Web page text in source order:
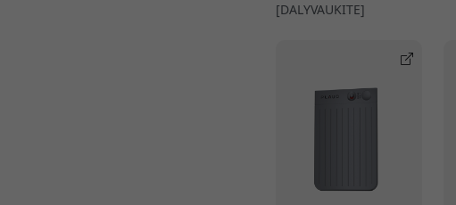
[DALYVAUKITE]